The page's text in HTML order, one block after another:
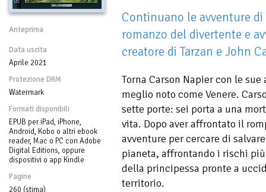
Anteprima
Data uscita
Aprile 2021
Protezione DRM
Watermark
Formati disponibili
EPUB per iPad, iPhone,
Android, Kobo o altri ebook
reader, Mac o PC con Adobe
Digital Editions, oppure
dispositivi o app Kindle
Pagine
260 (stima)
Continuano le avventure
romanzo del divertente e
creatore di Tarzan e John
Torna Carson Napier con le
meglio noto come Venere.
sette porte: sei porta a una
vita. Dopo aver affrontato il
avventure per cercare di
pianeta, affrontando i rischi
della principessa pronte a
territorio.